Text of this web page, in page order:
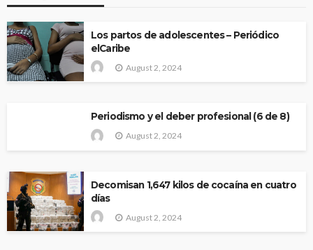
Los partos de adolescentes – Periódico
elCaribe
August 2, 2024
Periodismo y el deber profesional (6 de 8)
August 2, 2024
Decomisan 1,647 kilos de cocaína en cuatro
días
August 2, 2024